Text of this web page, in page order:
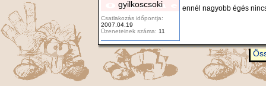
gyilkoscsoki
Csatlakozás időpontja:
2007.04.19
Üzeneteinek száma: 11
ennél nagyobb égés